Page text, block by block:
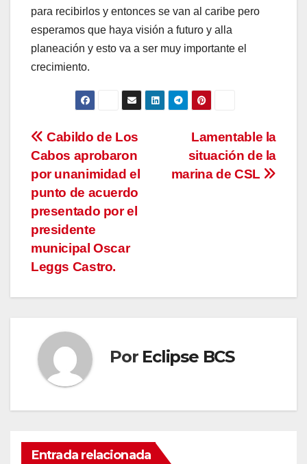
para recibirlos y entonces se van al caribe pero
esperamos que haya visión a futuro y alla
planeación y esto va a ser muy importante el
crecimiento.
Navegación
de
entradas
Lamentable la
situación de la
marina de CSL
Cabildo de Los
Cabos aprobaron
por unanimidad el
punto de acuerdo
presentado por el
presidente
municipal Oscar
Leggs Castro.
Por Eclipse BCS
Entrada relacionada